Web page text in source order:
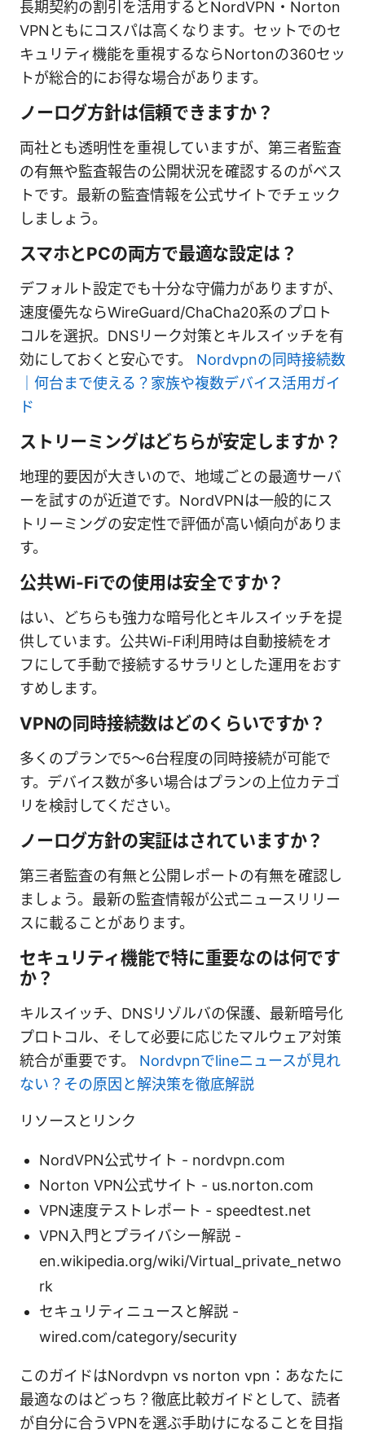
長期契約の割引を活用するとNordVPN・Norton
VPNともにコスパは高くなります。セットでのセ
キュリティ機能を重視するならNortonの360セッ
トが総合的にお得な場合があります。
ノーログ方針は信頼できますか？
両社とも透明性を重視していますが、第三者監査
の有無や監査報告の公開状況を確認するのがベス
トです。最新の監査情報を公式サイトでチェック
しましょう。
スマホとPCの両方で最適な設定は？
デフォルト設定でも十分な守備力がありますが、
速度優先ならWireGuard/ChaCha20系のプロト
コルを選択。DNSリーク対策とキルスイッチを有
効にしておくと安心です。 Nordvpnの同時接続数
｜何台まで使える？家族や複数デバイス活用ガイ
ド
ストリーミングはどちらが安定しますか？
地理的要因が大きいので、地域ごとの最適サーバ
ーを試すのが近道です。NordVPNは一般的にス
トリーミングの安定性で評価が高い傾向がありま
す。
公共Wi-Fiでの使用は安全ですか？
はい、どちらも強力な暗号化とキルスイッチを提
供しています。公共Wi-Fi利用時は自動接続をオ
フにして手動で接続するサラリとした運用をおす
すめします。
VPNの同時接続数はどのくらいですか？
多くのプランで5～6台程度の同時接続が可能で
す。デバイス数が多い場合はプランの上位カテゴ
リを検討してください。
ノーログ方針の実証はされていますか？
第三者監査の有無と公開レポートの有無を確認し
ましょう。最新の監査情報が公式ニュースリリー
スに載ることがあります。
セキュリティ機能で特に重要なのは何です
か？
キルスイッチ、DNSリゾルバの保護、最新暗号化
プロトコル、そして必要に応じたマルウェア対策
統合が重要です。 Nordvpnでlineニュースが見れ
ない？その原因と解決策を徹底解説
リソースとリンク
NordVPN公式サイト - nordvpn.com
Norton VPN公式サイト - us.norton.com
VPN速度テストレポート - speedtest.net
VPN入門とプライバシー解説 -
en.wikipedia.org/wiki/Virtual_private_netwo
rk
セキュリティニュースと解説 -
wired.com/category/security
このガイドはNordvpn vs norton vpn：あなたに
最適なのはどっち？徹底比較ガイドとして、読者
が自分に合うVPNを選ぶ手助けになることを目指